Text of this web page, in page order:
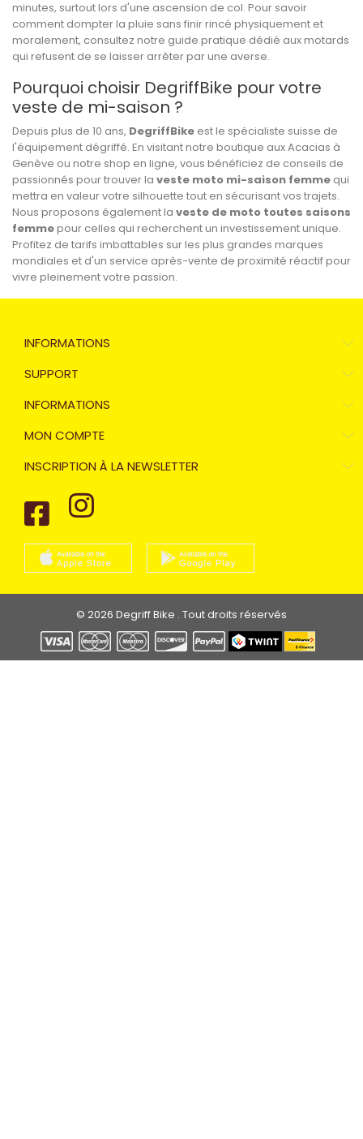
minutes, surtout lors d'une ascension de col. Pour savoir
comment dompter la pluie sans finir rincé physiquement et
moralement, consultez notre guide pratique dédié aux motards
qui refusent de se laisser arrêter par une averse.
Pourquoi choisir DegriffBike pour votre
veste de mi-saison ?
Depuis plus de 10 ans, DegriffBike est le spécialiste suisse de
l'équipement dégriffé. En visitant notre boutique aux Acacias à
Genève ou notre shop en ligne, vous bénéficiez de conseils de
passionnés pour trouver la veste moto mi-saison femme qui
mettra en valeur votre silhouette tout en sécurisant vos trajets.
Nous proposons également la veste de moto toutes saisons
femmepour celles qui recherchent un investissement unique.
Profitez de tarifs imbattables sur les plus grandes marques
mondiales et d'un service après-vente de proximité réactif pour
vivre pleinement votre passion.
INFORMATIONS
SUPPORT
INFORMATIONS
MON COMPTE
INSCRIPTION À LA NEWSLETTER
© 2026 Degriff Bike . Tout droits réservés